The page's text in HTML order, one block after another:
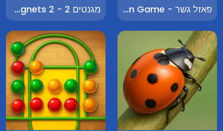
פאזל גשר - Draw Bridge Puzzle: Brain Game מגנטים 2 - Magnets 2